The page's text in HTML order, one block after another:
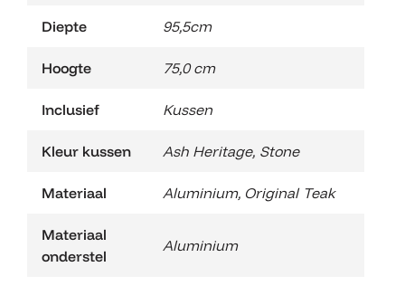
Diepte 95,5cm
Hoogte 75,0 cm
Inclusief Kussen
Kleur kussen Ash Heritage, Stone
Materiaal Aluminium, Original Teak
Materiaal
onderstel
Aluminium